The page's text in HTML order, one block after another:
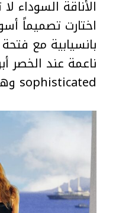
الأناقة السوداء
اختارت تصميماً
بانسيابية مع
ناعمة عند الخصر
sophisticated وهادئ.